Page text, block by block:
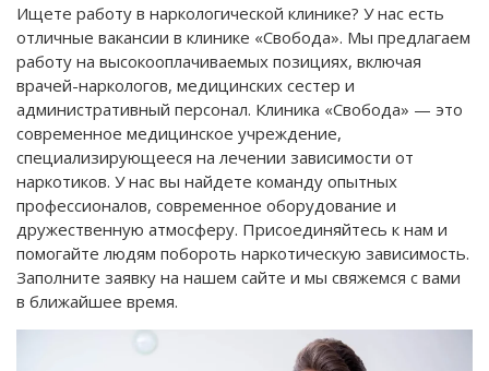
Ищете работу в наркологической клинике? У нас есть
отличные вакансии в клинике «Свобода». Мы предлагаем
работу на высокооплачиваемых позициях, включая
врачей-наркологов, медицинских сестер и
административный персонал. Клиника «Свобода» — это
современное медицинское учреждение,
специализирующееся на лечении зависимости от
наркотиков. У нас вы найдете команду опытных
профессионалов, современное оборудование и
дружественную атмосферу. Присоединяйтесь к нам и
помогайте людям побороть наркотическую зависимость.
Заполните заявку на нашем сайте и мы свяжемся с вами
в ближайшее время.